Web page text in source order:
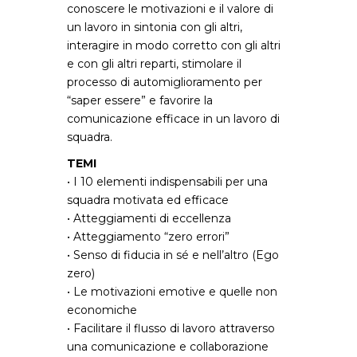
conoscere le motivazioni e il valore di
un lavoro in sintonia con gli altri,
interagire in modo corretto con gli altri
e con gli altri reparti, stimolare il
processo di automiglioramento per
“saper essere” e favorire la
comunicazione efficace in un lavoro di
squadra.
TEMI
• I 10 elementi indispensabili per una
squadra motivata ed efficace
• Atteggiamenti di eccellenza
• Atteggiamento “zero errori”
• Senso di fiducia in sé e nell’altro (Ego
zero)
• Le motivazioni emotive e quelle non
economiche
• Facilitare il flusso di lavoro attraverso
una comunicazione e collaborazione